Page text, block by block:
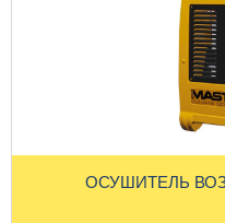
ОСУШИТЕЛЬ